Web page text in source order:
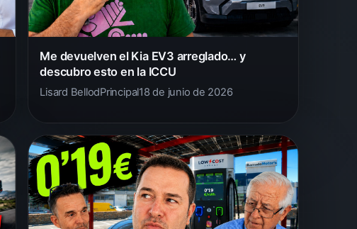
Me devuelven el Kia EV3 arreglado… y
descubro esto en la ICCU
Lisard BellodPrincipal18 de junio de 2026